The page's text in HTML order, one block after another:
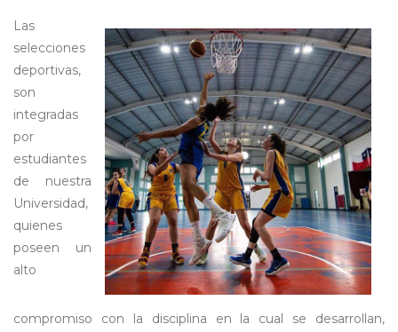
Las
selecciones
deportivas,
son
integradas
por
estudiantes
de nuestra
Universidad,
quienes
poseen un
alto
compromiso con la disciplina en la cual se desarrollan,